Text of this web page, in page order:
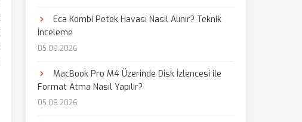
Eca Kombi Petek Havası Nasıl Alınır? Teknik
İnceleme
05.08.2026
MacBook Pro M4 Üzerinde Disk İzlencesi ile
Format Atma Nasıl Yapılır?
05.08.2026